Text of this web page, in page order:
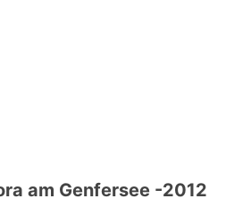
am Genfersee -2012